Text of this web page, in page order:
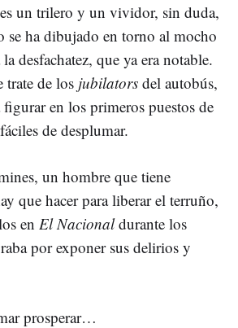
un trilero y un vividor, sin duda,
se ha dibujado en torno al mocho
desfachatez, que ya era notable.
trate de los jubilators del autobús,
en los primeros puestos de
de desplumar.
un hombre que tiene
que hacer para liberar el terruño,
en El Nacionaldurante los
por exponer sus delirios y
prosperar…